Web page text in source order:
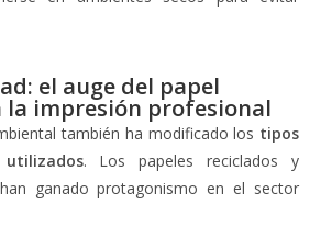
el auge del papel
la impresión profesional
también ha modificado los tipos
. Los papeles reciclados y
ganado protagonismo en el sector